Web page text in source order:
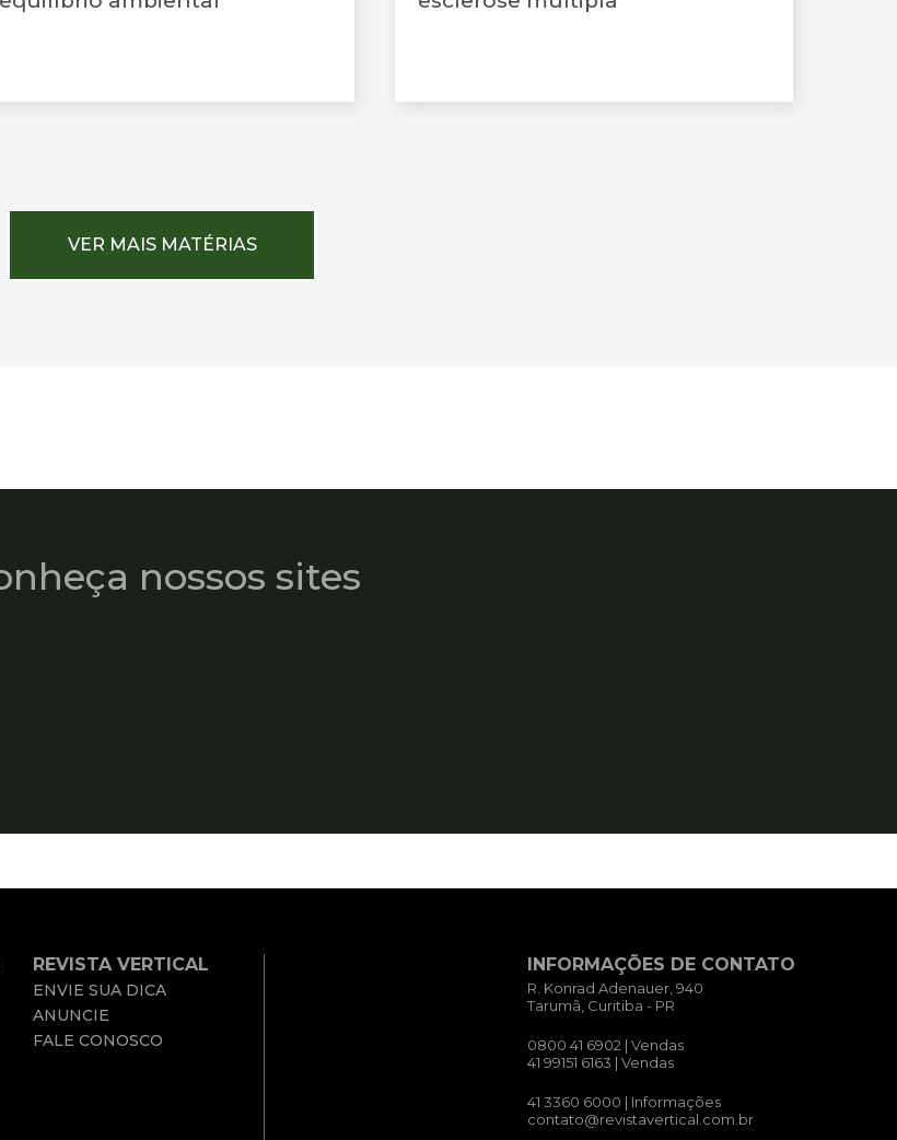
VER MAIS MATÉRIAS
nossos sites
REVISTA VERTICAL
ENVIE SUA DICA
ANUNCIE
FALE CONOSCO
INFORMAÇÕES DE CONTATO
R. Konrad Adenauer, 940
Tarumã, Curitiba - PR
0800 41 6902 | Vendas
41 99151 6163 | Vendas
41 3360 6000 | Informações
contato@revistavertical.com.br